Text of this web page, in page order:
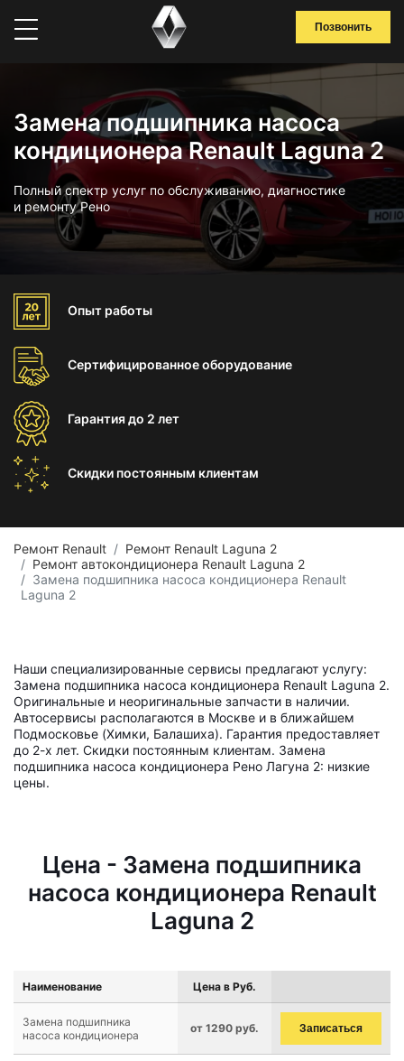
Позвонить
Замена подшипника насоса
кондиционера Renault Laguna 2
Полный спектр услуг по обслуживанию, диагностике
и ремонту Рено
Опыт работы
Сертифицированноеоборудование
Гарантиядо 2 лет
Скидки постоянным клиентам
Ремонт Renault
Ремонт Renault Laguna 2
Ремонт автокондиционера Renault Laguna 2
Замена подшипника насоса кондиционера Renault
Laguna 2
Наши специализированные сервисы предлагают услугу:
Замена подшипника насоса кондиционера Renault Laguna 2.
Оригинальные и неоригинальные запчасти в наличии.
Автосервисы располагаются в Москве и в ближайшем
Подмосковье (Химки, Балашиха). Гарантия предоставляет
до 2-х лет. Скидки постоянным клиентам. Замена
подшипника насоса кондиционера Рено Лагуна 2: низкие
цены.
Цена - Замена подшипника
насоса кондиционера Renault
Laguna 2
Наименование Цена в Руб.
Замена подшипника
насоса кондиционера
от 1290 руб. Записаться